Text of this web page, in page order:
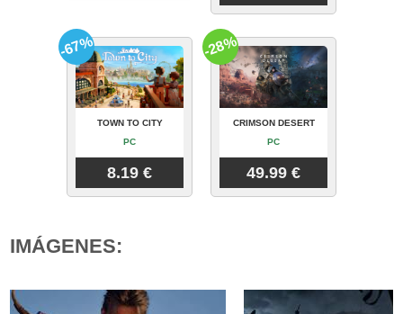
TOWN TO CITY
PC
8.19 €
-67%
CRIMSON DESERT
PC
49.99 €
-28%
IMÁGENES: